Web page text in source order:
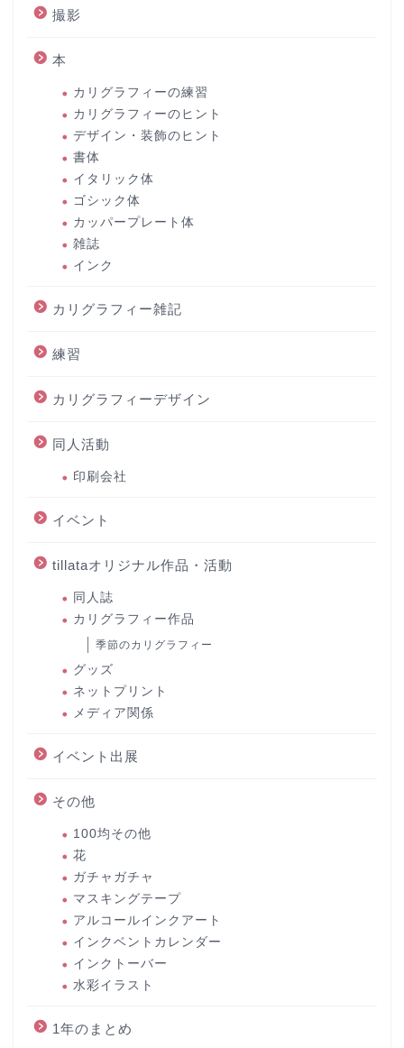
撮影
本
カリグラフィーの練習
カリグラフィーのヒント
デザイン・装飾のヒント
書体
イタリック体
ゴシック体
カッパープレート体
雑誌
インク
カリグラフィー雑記
練習
カリグラフィーデザイン
同人活動
印刷会社
イベント
tillataオリジナル作品・活動
同人誌
カリグラフィー作品
季節のカリグラフィー
グッズ
ネットプリント
メディア関係
イベント出展
その他
100均その他
花
ガチャガチャ
マスキングテープ
アルコールインクアート
インクベントカレンダー
インクトーバー
水彩イラスト
1年のまとめ